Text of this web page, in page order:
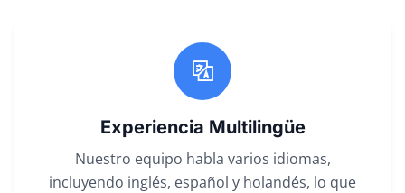
Experiencia Multilingüe
Nuestro equipo habla varios idiomas,
incluyendo inglés, español y holandés, lo que